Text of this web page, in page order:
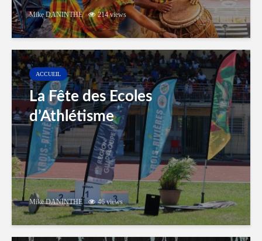
Mike DANINTHE 214 views
ACCUEIL
La Fête des Ecoles
d’Athlétisme
Mike DANINTHE 46 views